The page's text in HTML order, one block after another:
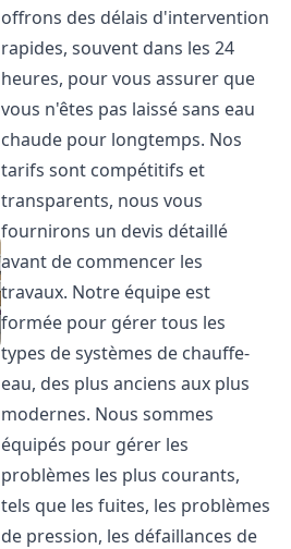
offrons des délais d'intervention
rapides, souvent dans les 24
heures, pour vous assurer que
vous n'êtes pas laissé sans eau
chaude pour longtemps. Nos
tarifs sont compétitifs et
transparents, nous vous
fournirons un devis détaillé
avant de commencer les
travaux. Notre équipe est
formée pour gérer tous les
types de systèmes de chauffe-
eau, des plus anciens aux plus
modernes. Nous sommes
équipés pour gérer les
problèmes les plus courants,
tels que les fuites, les problèmes
de pression, les défaillances de